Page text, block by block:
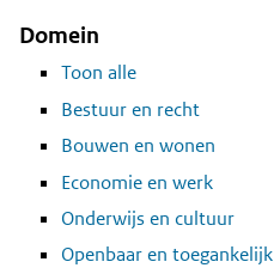
Domein
Toon alle
Bestuur en recht
Bouwen en wonen
Economie en werk
Onderwijs en cultuur
Openbaar en toegankelijk